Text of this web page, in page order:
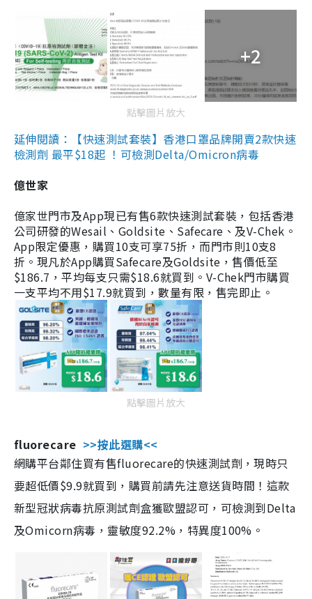
+2
點擊圖片放大
延伸閱讀：【快速測試套裝】香港口罩品牌開賣2款快速
檢測劑 最平$18起 ！可檢測Delta/Omicron病毒
億世家
億家世門市及App現已有售6款快速測試套裝，包括香港
公司研發的Wesail、Goldsite、Safecare、及V-Chek。
App限定優惠，購買10支可享75折，而門市則10支8
折。現凡於App購買Safecare及Goldsite，售價低至
$186.7，平均每支只需$18.6就買到。V-Chek門市購買
一支平均不用$17.9就買到，數量有限，售完即止。
點擊圖片放大
fluorecare >>按此選購<<
網購平台鄰住買有售fluorecare的快速測試劑，現時只
要超低價$9.9就買到，購買前請先注意送貨時間！這款
新型冠狀病毒抗原測試劑盒獲歐盟認可，可檢測到Delta
及Omicorn病毒，靈敏度92.2%，特異度100%。